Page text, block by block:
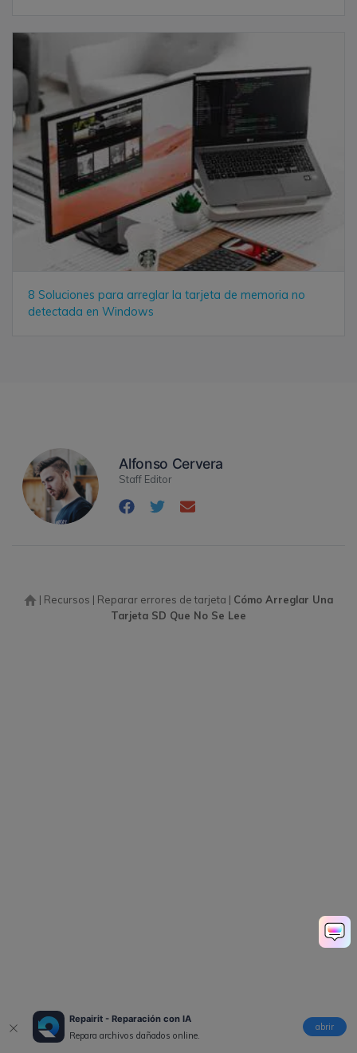
Repairit - Reparación con IA
Repara archivos dañados online.
abrir
8 Soluciones para arreglar la tarjeta de memoria no
detectada en Windows
Alfonso Cervera
Staff Editor
| Recursos | Reparar errores de tarjeta | Cómo Arreglar Una
Tarjeta SD Que No Se Lee